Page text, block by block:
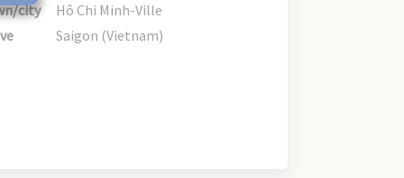
city
Hô Chi Minh-Ville
Saigon (Vietnam)